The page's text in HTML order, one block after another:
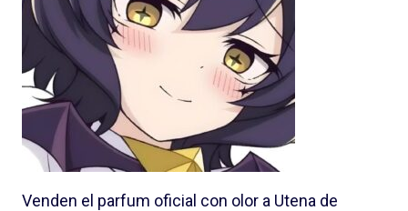
Venden el parfum oficial con olor a Utena de